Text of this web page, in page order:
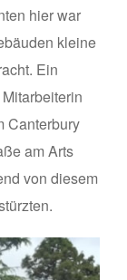
hier war
kleine
Ein
Canterbury
am Arts
von diesem